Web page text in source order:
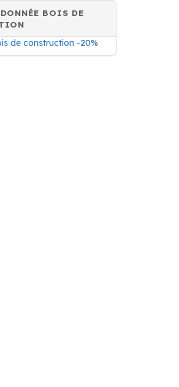
BOIS DE
de construction -20%